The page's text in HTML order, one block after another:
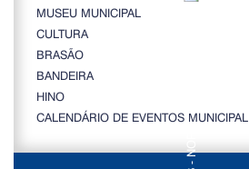
MUSEU MUNICIPAL
CULTURA
BRASÃO
BANDEIRA
HINO
CALENDÁRIO DE EVENTOS MUNICIPAL